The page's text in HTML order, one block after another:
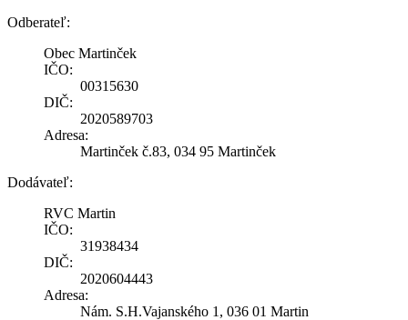
Odberateľ:
Obec Martinček
IČO:
00315630
DIČ:
2020589703
Adresa:
Martinček č.83, 034 95 Martinček
Dodávateľ:
RVC Martin
IČO:
31938434
DIČ:
2020604443
Adresa:
Nám. S.H.Vajanského 1, 036 01 Martin